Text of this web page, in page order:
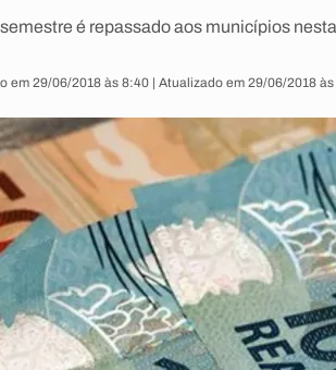
é repassado aos municípios
em 29/06/2018 às 8:40 | Atualizado em 29/06/2018 às